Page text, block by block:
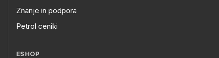
Znanje in podpora
Petrol ceniki
ESHOP